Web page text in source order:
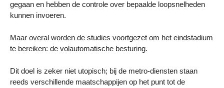
gegaan en hebben de controle over bepaalde loopsnelheden
kunnen invoeren.
Maar overal worden de studies voortgezet om het eindstadium
te bereiken: de volautomatische besturing.
Dit doel is zeker niet utopisch; bij de metro-diensten staan
reeds verschillende maatschappijen op het punt tot de